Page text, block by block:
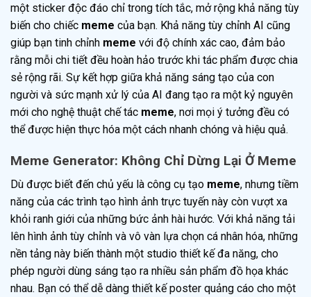
một sticker độc đáo chỉ trong tích tắc, mở rộng khả năng tùy
biến cho chiếc meme của bạn. Khả năng tùy chỉnh AI cũng
giúp bạn tinh chỉnh meme với độ chính xác cao, đảm bảo
rằng mỗi chi tiết đều hoàn hảo trước khi tác phẩm được chia
sẻ rộng rãi. Sự kết hợp giữa khả năng sáng tạo của con
người và sức mạnh xử lý của AI đang tạo ra một kỷ nguyên
mới cho nghệ thuật chế tác meme, nơi mọi ý tưởng đều có
thể được hiện thực hóa một cách nhanh chóng và hiệu quả.
Meme Generator: Không Chỉ Dừng Lại Ở Meme
Dù được biết đến chủ yếu là công cụ tạo meme, nhưng tiềm
năng của các trình tạo hình ảnh trực tuyến này còn vượt xa
khỏi ranh giới của những bức ảnh hài hước. Với khả năng tải
lên hình ảnh tùy chỉnh và vô vàn lựa chọn cá nhân hóa, những
nền tảng này biến thành một studio thiết kế đa năng, cho
phép người dùng sáng tạo ra nhiều sản phẩm đồ họa khác
nhau. Bạn có thể dễ dàng thiết kế poster quảng cáo cho một